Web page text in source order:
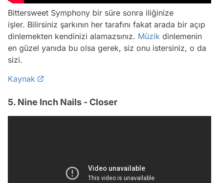
Bittersweet Symphony bir süre sonra iliğinize
işler. Bilirsiniz şarkının her tarafını fakat arada bir açıp
dinlemekten kendinizi alamazsınız. Müzik dinlemenin
en güzel yanıda bu olsa gerek, siz onu istersiniz, o da
sizi.
Kaynak
5. Nine Inch Nails - Closer